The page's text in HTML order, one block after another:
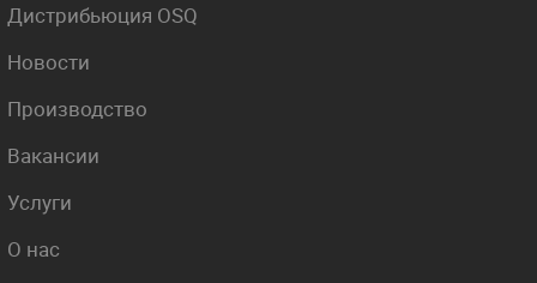
Дистрибьюция OSQ
Новости
Производство
Вакансии
Услуги
О нас